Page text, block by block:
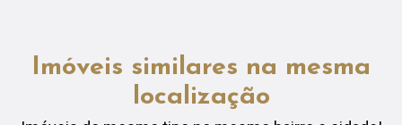
Imóveis similares na mesma
localização